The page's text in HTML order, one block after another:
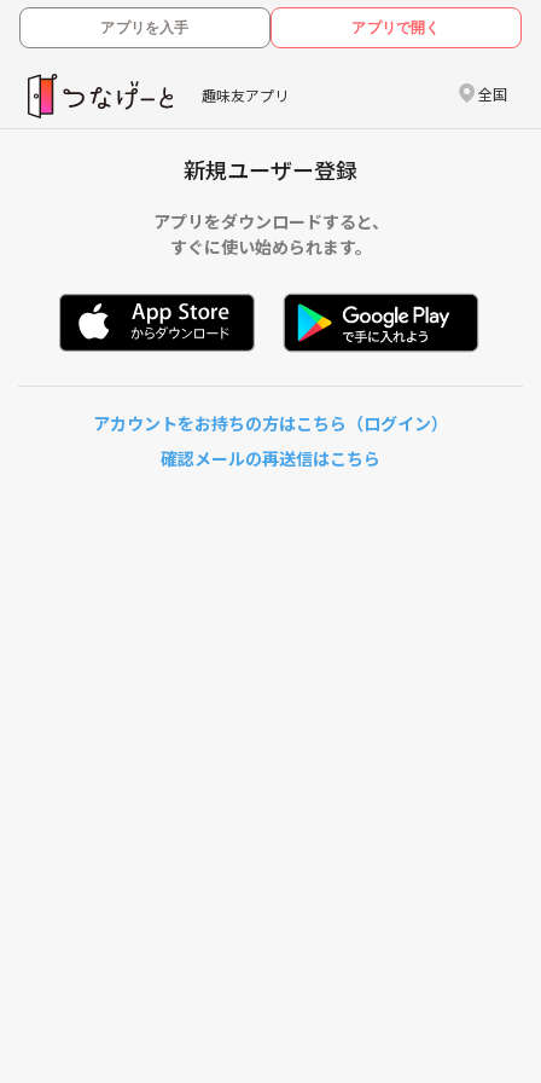
アプリを入手 アプリで開く
趣味友アプリ 全国
新規ユーザー登録
アプリをダウンロードすると、
すぐに使い始められます。
アカウントをお持ちの方はこちら（ログイン）
確認メールの再送信はこちら